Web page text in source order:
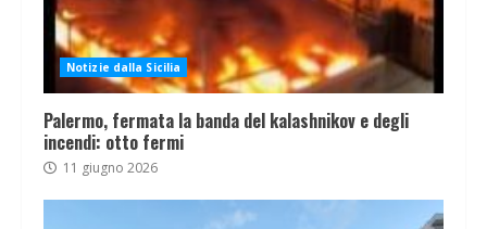
Notizie dalla Sicilia
Palermo, fermata la banda del kalashnikov e degli
incendi: otto fermi
11 giugno 2026